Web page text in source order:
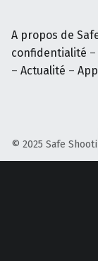
A propos de
confidentialité –
– Actualité –
© 2025 Safe